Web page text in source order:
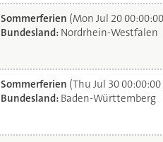
Sommerferien (Mon Jul 20
Bundesland: Nordrhein-Westfalen
Sommerferien (Thu Jul 30 00:00:00
Bundesland: Baden-Württemberg